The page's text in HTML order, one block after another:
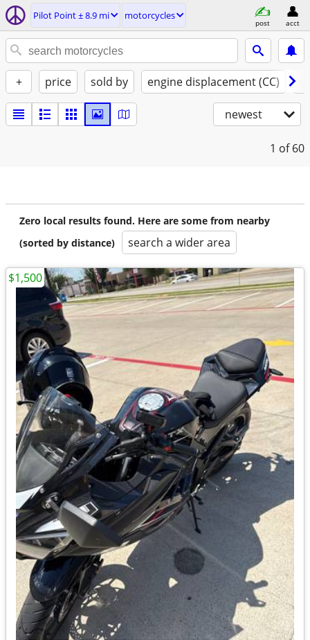
Pilot Point ± 8.9 mi motorcycles
post acct
+ price sold by engine displacement (CC)
newest
1 of 60
Zero local results found. Here are some from nearby
(sorted by distance)
search a wider area
$1,500